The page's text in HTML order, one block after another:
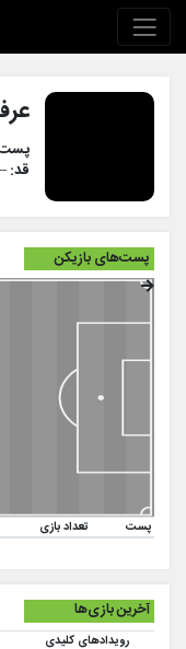
قد:
پست‌های بازیکن
پست تعداد بازی
آخرین بازی‌ها
رویدادهای کلیدی